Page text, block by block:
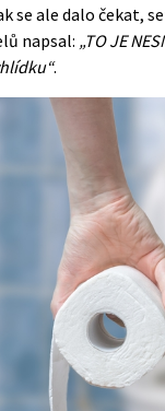
se ale dalo čekat,
napsal: „TO JE
.